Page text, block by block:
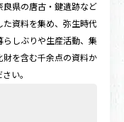
県の唐古・鍵遺跡など
資料を集め、弥生時代
しぶりや生産活動、集
を含む千余点の資料か
い。